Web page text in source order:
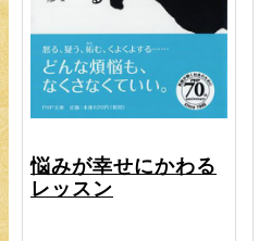
悩みが幸せにかわる
レッスン